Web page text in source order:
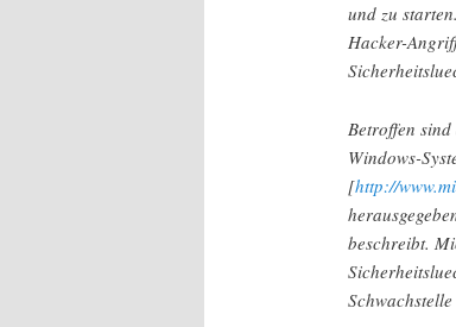
und zu
Hacker-
Betroffen
Windows-
[http://
beschreibt.